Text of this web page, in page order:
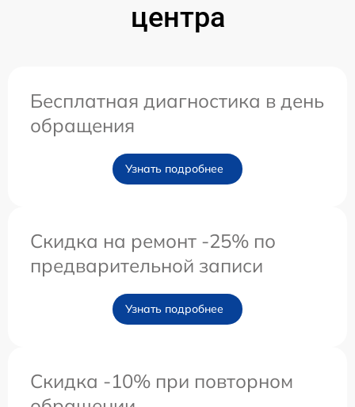
центра
Бесплатная диагностика в день
обращения
Узнать подробнее
Скидка на ремонт -25% по
предварительной записи
Узнать подробнее
Скидка -10% при повторном